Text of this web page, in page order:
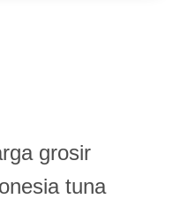
grosir
tuna